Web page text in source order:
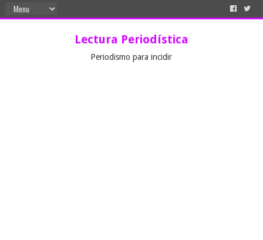
Lectura Periodística
Periodismo para incidir